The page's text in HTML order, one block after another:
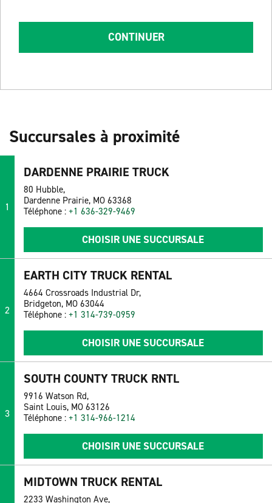
CONTINUER
Succursales à proximité
1
DARDENNE PRAIRIE TRUCK
80 Hubble,
Dardenne Prairie, MO 63368
Téléphone : +1 636-329-9469
CHOISIR UNE SUCCURSALE
2
EARTH CITY TRUCK RENTAL
4664 Crossroads Industrial Dr,
Bridgeton, MO 63044
Téléphone : +1 314-739-0959
CHOISIR UNE SUCCURSALE
3
SOUTH COUNTY TRUCK RNTL
9916 Watson Rd,
Saint Louis, MO 63126
Téléphone : +1 314-966-1214
CHOISIR UNE SUCCURSALE
MIDTOWN TRUCK RENTAL
2233 Washington Ave,